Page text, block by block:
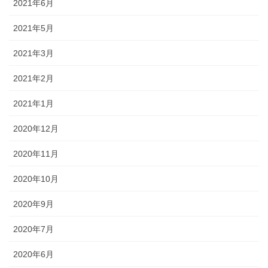
2021年6月
2021年5月
2021年3月
2021年2月
2021年1月
2020年12月
2020年11月
2020年10月
2020年9月
2020年7月
2020年6月